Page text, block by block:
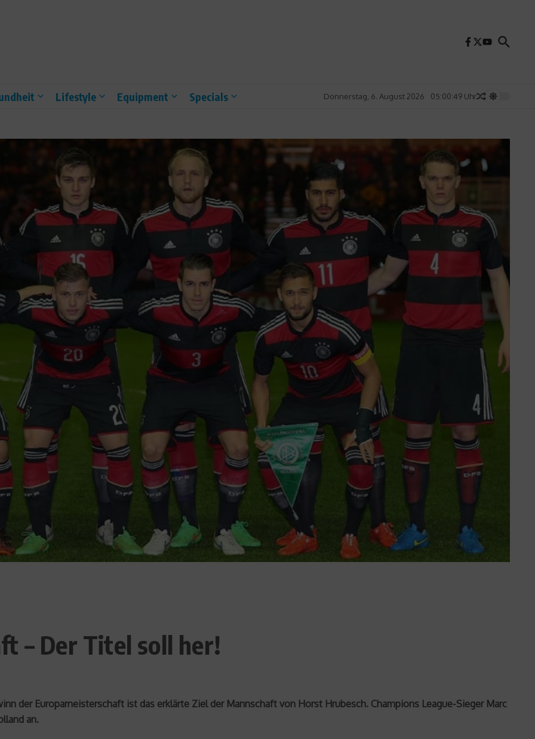
Lifestyle Equipment Specials Donnerstag, 6. August 2026 05:00:51 Uhr
– Der Titel soll her!
der Europameisterschaft ist das erklärte Ziel der Mannschaft von Horst Hrubesch. Champions League-Sieger Marc
an.